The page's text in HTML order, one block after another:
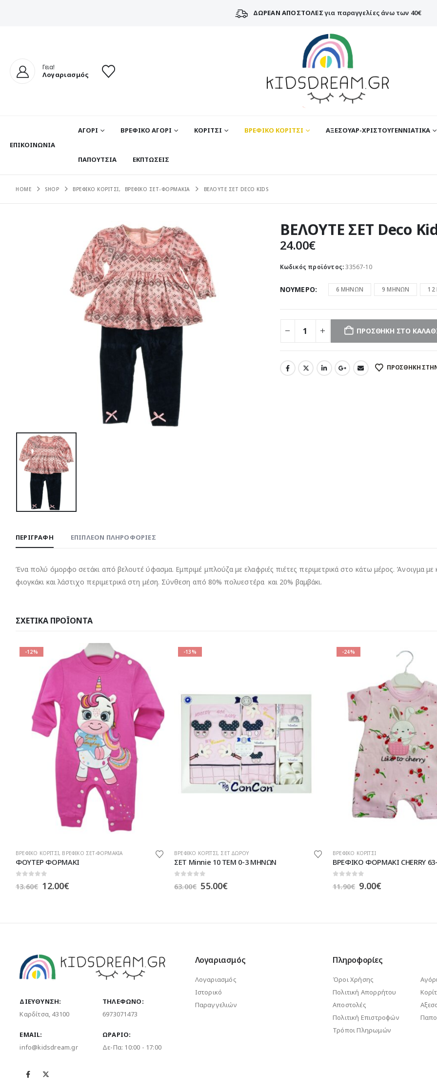
ΔΩΡΕΑΝ ΑΠΟΣΤΟΛΕΣγια παραγγελίες άνω των 40€
Γεια!
Λογαριασμός
ΕΠΙΚΟΙΝΩΝΊΑ
ΑΓΟΡΙ ΒΡΕΦΙΚΟ ΑΓΟΡΙ ΚΟΡΙΤΣΙ ΒΡΕΦΙΚΟ ΚΟΡΙΤΣΙ ΑΞΕΣΟΥΑΡ-ΧΡΙΣΤΟΥΓΕΝΝΙΑΤΙΚΑ
ΠΑΠΟΥΤΣΙΑ ΕΚΠΤΩΣΕΙΣ
HOME SHOP ΒΡΕΦΙΚΟ ΚΟΡΙΤΣΙ, ΒΡΕΦΙΚΟ ΣΕΤ-ΦΟΡΜΑΚΙΑ ΒΕΛΟΥΤΕ ΣΕΤ DECO KIDS
ΒΕΛΟΥΤΕ ΣΕΤ Deco
24.00€
Κωδικός προϊόντος:33567-10
ΝΟΥΜΕΡΟ 6 ΜΗΝΩΝ 9 ΜΗΝΩΝ
ΠΡΟΣΘΉΚΗ ΣΤΟ
ΠΡΌΣΘΉΚΗ
ΠΕΡΙΓΡΑΦΉ ΕΠΙΠΛΈΟΝ ΠΛΗΡΟΦΟΡΊΕΣ
Ένα πολύ όμορφο σετάκι από βελουτέ ύφασμα. Εμπριμέ μπλούζα με ελαφριές πιέτες περιμετρικά στο κάτω μέρος. Άνοιγμα
φιογκάκι και λάστιχο περιμετρικά στη μέση. Σύνθεση από 80% πολυεστέρα και 20% βαμβάκι.
ΣΧΕΤΙΚΆ ΠΡΟΪΌΝΤΑ
-13%
ΒΡΕΦΙΚΟ ΚΟΡΙΤΣΙ, ΣΕΤ ΔΩΡΟΥ
ΣΕΤ Minnie 10 ΤΕΜ 0-3 ΜΗΝΩΝ
63.00€ Original
55.00€Η
55.00€.
-24%
ΒΡΕΦΙΚΟ ΚΟΡΙΤΣΙ
ΒΡΕΦΙΚΟ ΦΟΡΜΑΚΙ CHERRY 63-28932
11.90€ Original
9.00€Η
9.00€.
ΒΡΕΦΙΚΟ ΚΟΡΙΤΣΙ
ΑΝΟΙΞΙΑΤΙΚΕΣ ΣΕΤ ΦΟΡΜΕΣ
14.00€
ΔΙΕΎΘΥΝΣΗ:
Καρδίτσα, 43100
ΤΗΛΈΦΩΝΟ:
6973071473
EMAIL:
info@kidsdream.gr
ΩΡΆΡΙΟ:
Δε-Πα: 10:00 - 17:00
Λογαριασμός
Λογαριασμός
Ιστορικό
Παραγγελιών
Πληροφορίες
Όροι Χρήσης
Πολιτική Απορρήτου
Αποστολές
Πολιτική Επιστροφών
Τρόποι Πληρωμών